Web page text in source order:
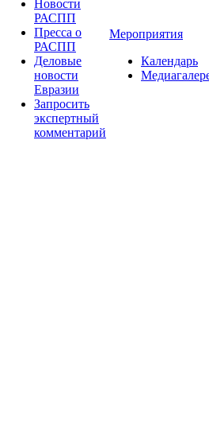
Новости
РАСПП
Пресса о
РАСПП
Деловые
новости
Евразии
Запросить
экспертный
комментарий
Мероприятия
Календарь